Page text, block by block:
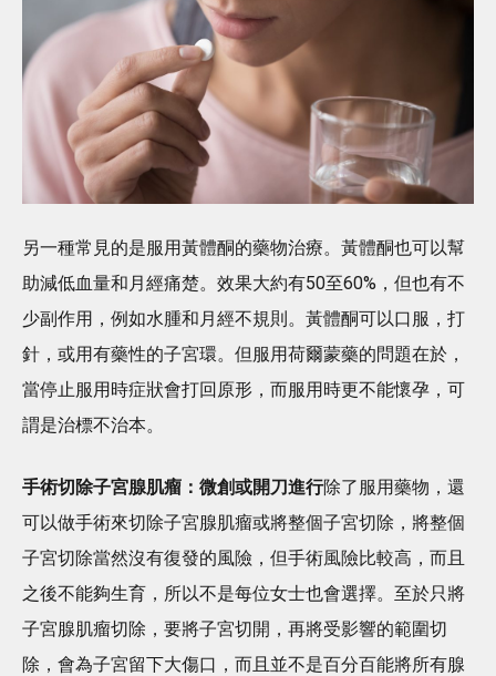
另一種常見的是服用黃體酮的藥物治療。黃體酮也可以幫
助減低血量和月經痛楚。效果大約有50至60%，但也有不
少副作用，例如水腫和月經不規則。黃體酮可以口服，打
針，或用有藥性的子宮環。但服用荷爾蒙藥的問題在於，
當停止服用時症狀會打回原形，而服用時更不能懷孕，可
謂是治標不治本。
手術切除子宮腺肌瘤：微創或開刀進行除了服用藥物，還
可以做手術來切除子宮腺肌瘤或將整個子宮切除，將整個
子宮切除當然沒有復發的風險，但手術風險比較高，而且
之後不能夠生育，所以不是每位女士也會選擇。至於只將
子宮腺肌瘤切除，要將子宮切開，再將受影響的範圍切
除，會為子宮留下大傷口，而且並不是百分百能將所有腺